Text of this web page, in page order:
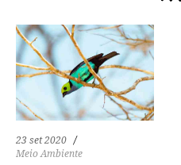
23 set 2020
Meio Ambiente